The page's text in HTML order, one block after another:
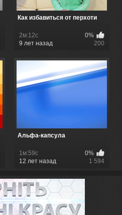
Как избавиться от перхоти
2м:12с
0%
9 лет назад
200
Альфа-капсула
1м:59с
0%
12 лет назад
1 594